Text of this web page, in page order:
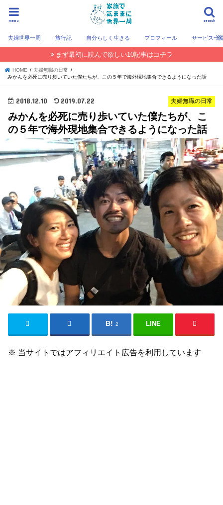
search
menu
夫婦世界一周 旅行記 自分らしく生きる プロフィール サービス一
まず最初に読んで欲しい10記事はコチラ
HOME
夫婦無職の日常
みかんを必死に売り歩いていた僕たちが、この５年で海外現地集合できるようになった話
夫婦無職の日常
2018.12.10 2019.07.22
みかんを必死に売り歩いていた僕たちが、こ
の５年で海外現地集合できるようになった話
2 LINE
※ 当サイトではアフィリエイト広告を利用しています